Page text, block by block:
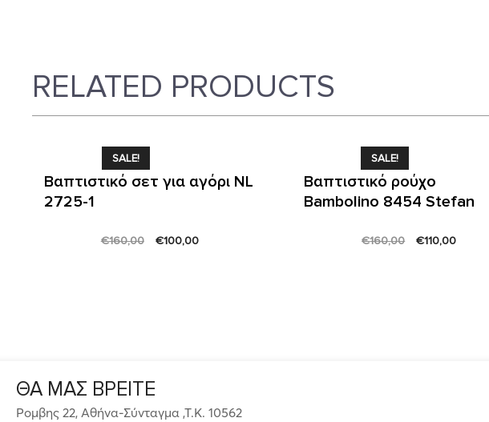
RELATED PRODUCTS
SALE!
Βαπτιστικό σετ για αγόρι NL
2725-1
€160,00
Original
€100,00Current
SALE!
Βαπτιστικό ρούχο
Bambolino 8454 Stefan
€160,00
Original
€110,00Current
ΘΑ ΜΑΣ ΒΡΕΙΤΕ
Ρομβης 22, Αθήνα-Σύνταγμα ,Τ.Κ. 10562